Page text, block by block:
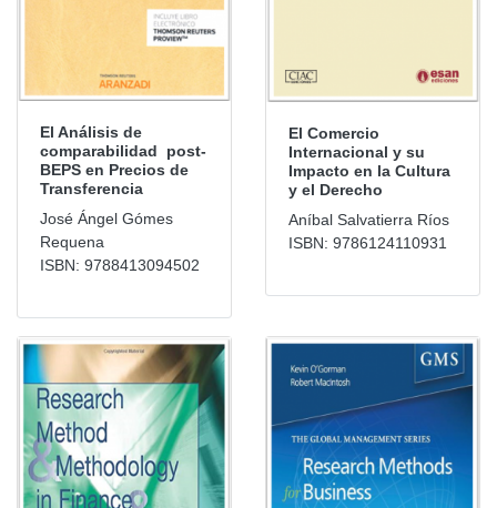
El Análisis de
comparabilidad post-
BEPS en Precios de
Transferencia
José Ángel Gómes
Requena
ISBN: 9788413094502
El Comercio
Internacional y su
Impacto en la Cultura
y el Derecho
Aníbal Salvatierra Ríos
ISBN: 9786124110931